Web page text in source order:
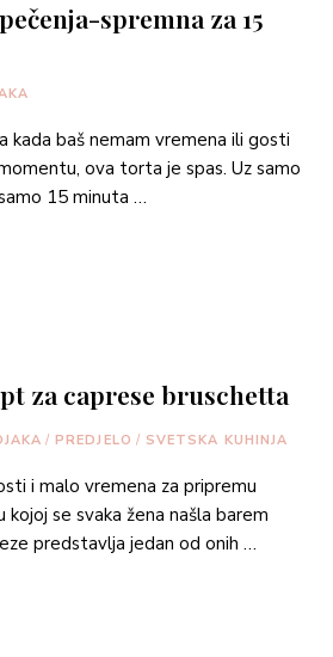
spremna za 15
kada baš nemam vremena ili gosti
ova torta je spas. Uz samo
15 minuta …
za caprese bruschetta
/ PREDJELO / SVETSKA KUHINJA
i malo vremena za pripremu
kojoj se svaka žena našla barem
predstavlja jedan od onih …